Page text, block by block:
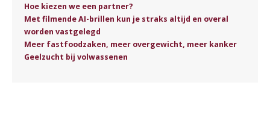
Hoe kiezen we een partner?
Met filmende AI-brillen kun je straks altijd en overal
worden vastgelegd
Meer fastfoodzaken, meer overgewicht, meer kanker
Geelzucht bij volwassenen